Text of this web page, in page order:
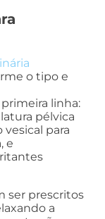
o tipo e
linha:
pélvica
para
e
ser prescritos
a